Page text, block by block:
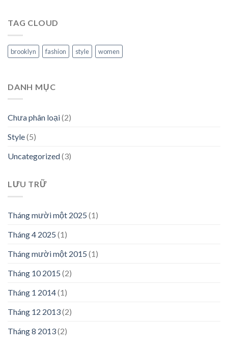
TAG CLOUD
brooklyn fashion style women
DANH MỤC
Chưa phân loại(2)
Style(5)
Uncategorized(3)
LƯU TRỮ
Tháng mười một 2025 (1)
Tháng 4 2025 (1)
Tháng mười một 2015 (1)
Tháng 10 2015 (2)
Tháng 1 2014(1)
Tháng 12 2013(2)
Tháng 8 2013(2)